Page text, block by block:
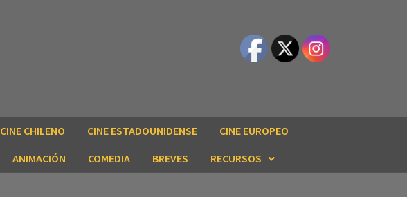
CINE CHILENO CINE ESTADOUNIDENSE
CINE EUROPEO
ANIMACIÓN COMEDIA BREVES RECURSOS